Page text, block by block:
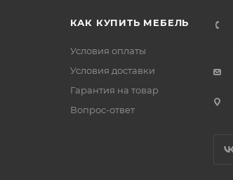
КАК КУПИТЬ МЕБЕЛЬ
Условия оплаты
Условия доставки
Гарантия на товар
Вопрос-ответ